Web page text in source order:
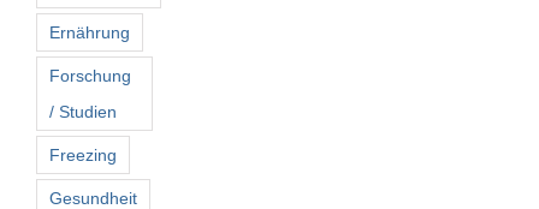
Ernährung
Forschung
/ Studien
Freezing
Gesundheit